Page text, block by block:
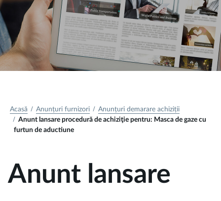
Acasă Anunțuri furnizori
Anunțuri demarare achiziții
Anunt lansare procedură de achiziţie pentru: Masca de gaze cu
furtun de aductiune
Anunt lansare